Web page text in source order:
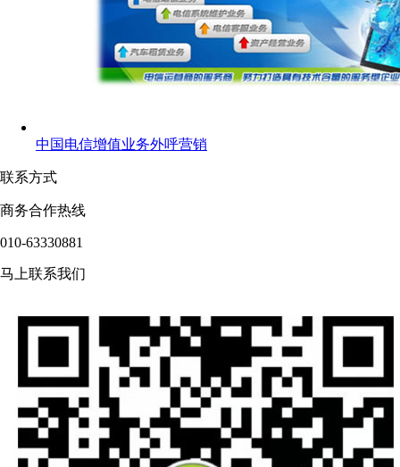
中国电信增值业务外呼营销
联系方式
商务合作热线
010-63330881
马上联系我们